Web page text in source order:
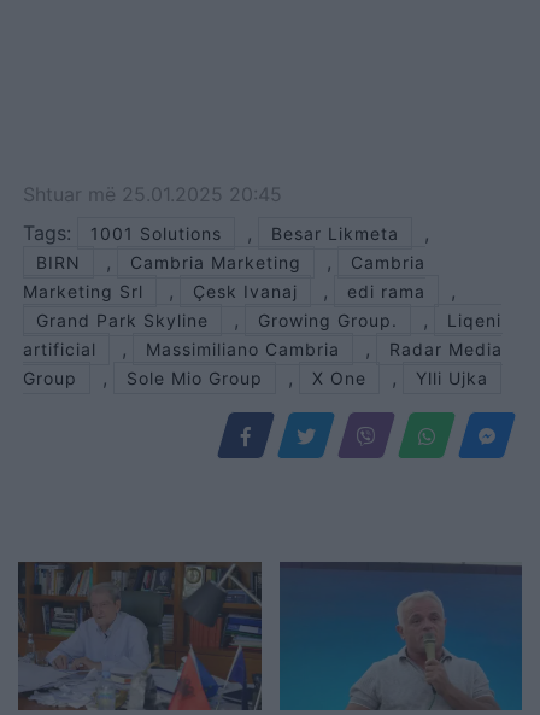
Shtuar më 25.01.2025 20:45
Tags:
1001 Solutions , Besar Likmeta ,
BIRN , Cambria Marketing ,
Cambria
Marketing Srl
, Çesk Ivanaj , edi rama ,
Grand Park Skyline , Growing Group. ,
Liqeni
artificial
, Massimiliano Cambria ,
Radar Media
Group
, Sole Mio Group , X One , Ylli Ujka